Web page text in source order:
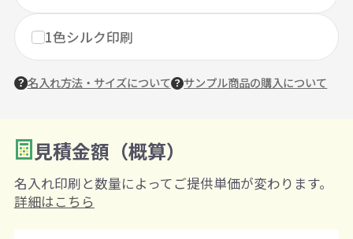
1色シルク印刷
名入れ方法・サイズについて サンプル商品の購入について
2 数量を入力
購入条件
見積金額（概算）
名入れ印刷と数量によってご提供単価が変わります。
詳細はこちら